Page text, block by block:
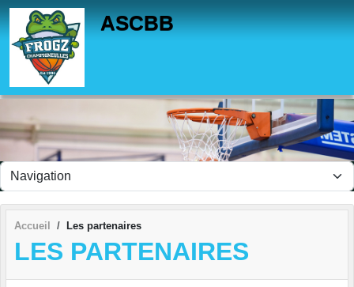
ASCBB
Accueil Les partenaires
LES PARTENAIRES
Panneau de gestion des cookies